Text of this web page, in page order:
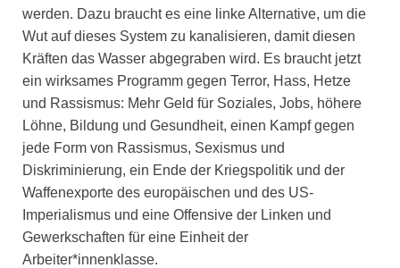
werden. Dazu braucht es eine linke Alternative, um die
Wut auf dieses System zu kanalisieren, damit diesen
Kräften das Wasser abgegraben wird. Es braucht jetzt
ein wirksames Programm gegen Terror, Hass, Hetze
und Rassismus: Mehr Geld für Soziales, Jobs, höhere
Löhne, Bildung und Gesundheit, einen Kampf gegen
jede Form von Rassismus, Sexismus und
Diskriminierung, ein Ende der Kriegspolitik und der
Waffenexporte des europäischen und des US-
Imperialismus und eine Offensive der Linken und
Gewerkschaften für eine Einheit der
Arbeiter*innenklasse.